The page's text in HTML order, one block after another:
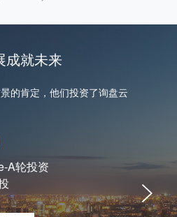
成就未来
的肯定，他们投资了询盘云
投资
获得